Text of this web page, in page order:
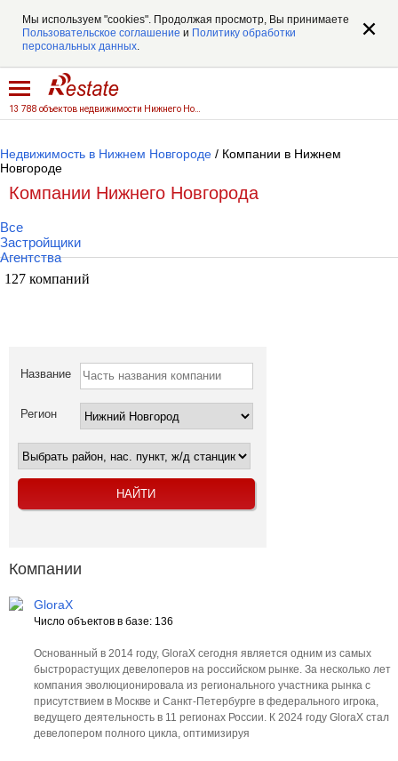
Мы используем "cookies". Продолжая просмотр, Вы принимаете
Пользовательское соглашение и Политику обработки
персональных данных.
Недвижимость в Нижнем Новгороде / Компании в Нижнем
Новгороде
Компании Нижнего Новгорода
Все
Застройщики
Агентства
127 компаний
Название
Регион
Компании
GloraX
Число объектов в базе: 136
Основанный в 2014 году, GloraX сегодня является одним из самых
быстрорастущих девелоперов на российском рынке. За несколько лет
компания эволюционировала из регионального участника рынка с
присутствием в Москве и Санкт-Петербурге в федерального игрока,
ведущего деятельность в 11 регионах России. К 2024 году GloraX стал
девелопером полного цикла, оптимизируя